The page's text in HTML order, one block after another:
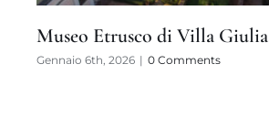
Museo Etrusco di Villa Giulia
Gennaio 6th, 2026 | 0 Comments